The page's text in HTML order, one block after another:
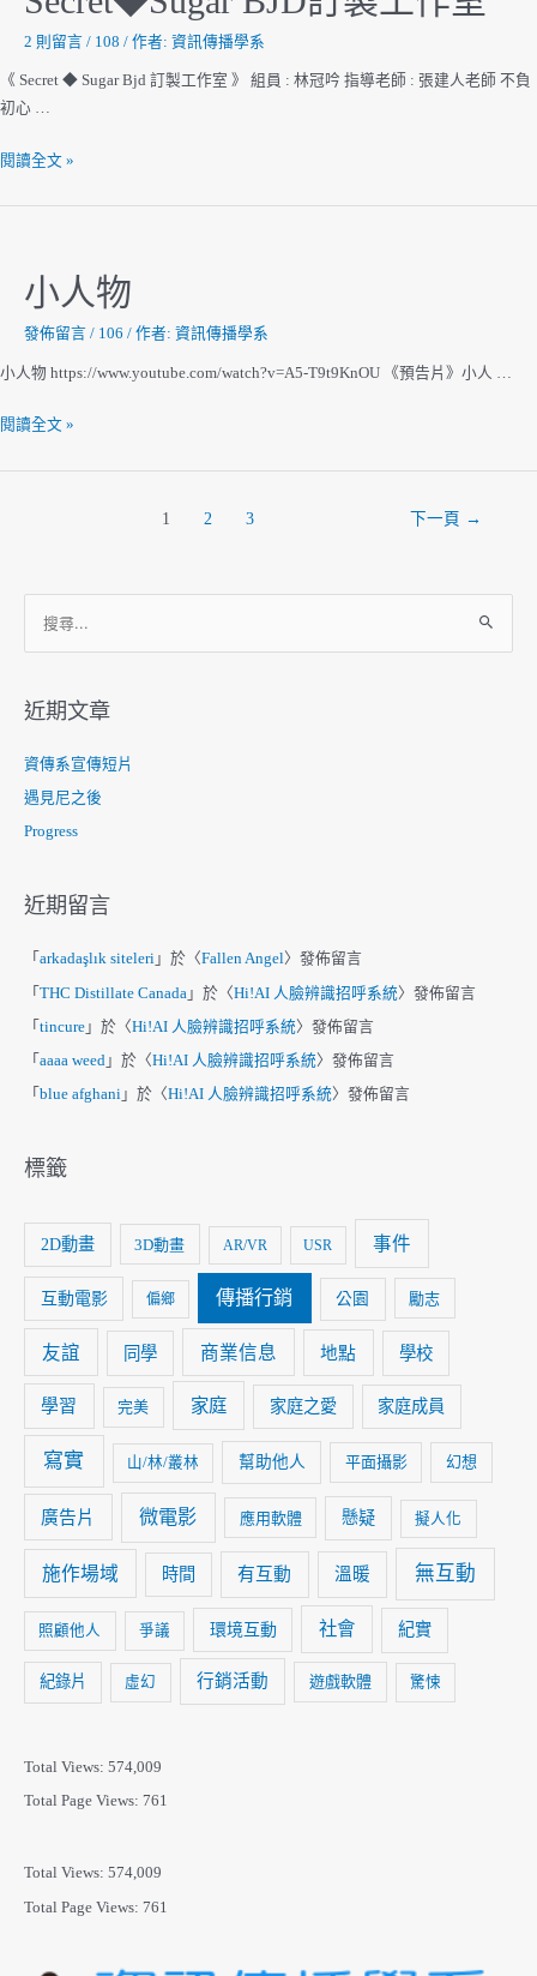
片
2 則留言 / 108 / 作者: 資訊傳播學系
《 Secret ◆ Sugar Bjd 訂製工作室 》 組員 : 林冠吟 指導老師 : 張建人老師 不負
初心 …
Secret◆Sugar
閱讀全文 »
小人物
發佈留言 / 106 / 作者: 資訊傳播學系
小人物 https://www.youtube.com/watch?v=A5-T9t9KnOU 《預告片》小人 …
小
閱讀全文 »
頁
1 2 3 下一頁 →
鍵
:
近期文章
資傳系宣傳短片
遇見尼之後
Progress
近期留言
「 arkadaşlık siteleri 」於〈Fallen Angel〉發佈留言
「 THC Distillate Canada 」於〈Hi!AI 人臉辨識招呼系統〉發佈留言
「 tincure 」於〈Hi!AI 人臉辨識招呼系統〉發佈留言
「 aaaa weed 」於〈Hi!AI 人臉辨識招呼系統〉發佈留言
「 blue afghani 」於〈Hi!AI 人臉辨識招呼系統〉發佈留言
標籤
2D動畫 3D動畫 AR/VR USR 事件
互動電影 偏鄉 傳播行銷 公園 勵志
友誼 同學 商業信息 地點 學校
學習 完美 家庭 家庭之愛 家庭成員
寫實 山/林/叢林 幫助他人 平面攝影 幻想
廣告片 微電影 應用軟體 懸疑 擬人化
施作場域 時間 有互動 溫暖 無互動
照顧他人 爭議 環境互動 社會 紀實
紀錄片 虛幻 行銷活動 遊戲軟體 驚悚
Total Views: 574,009
Total Page Views: 761
Total Views: 574,009
Total Page Views: 761